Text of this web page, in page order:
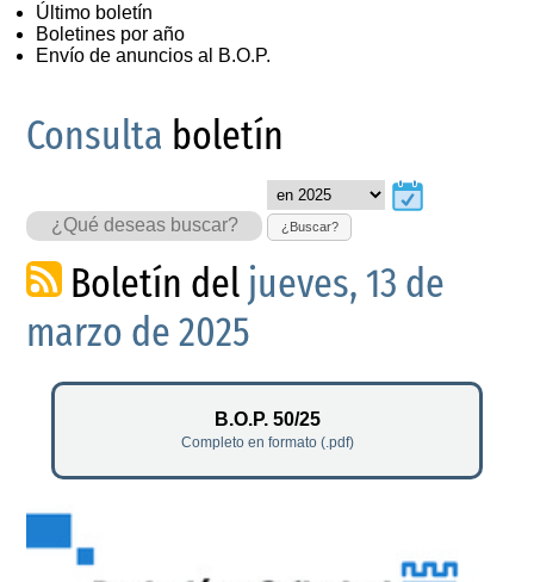
Último boletín
Boletines por año
Envío de anuncios al B.O.P.
Consulta boletín
¿Buscar?
Boletín del jueves, 13 de
marzo de 2025
B.O.P. 50/25
Completo en formato (.pdf)